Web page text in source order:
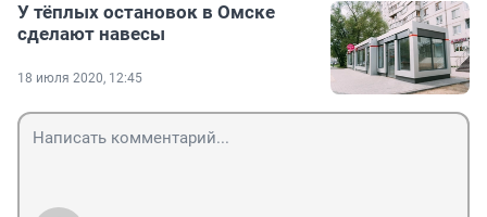
У тёплых остановок в Омске
сделают навесы
18 июля 2020, 12:45